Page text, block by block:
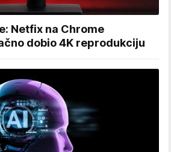
Netfix na Chrome
dobio 4K reprodukciju